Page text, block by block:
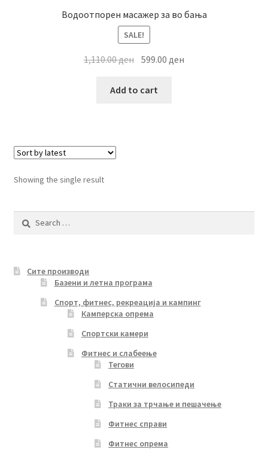
Водоотпорен масажер за во бања
SALE!
1,110.00ден Original
was:
599.00 ден
Add to cart
Showing the single result
Сите производи
Базени и летна програма
Спорт, фитнес, рекреација и кампинг
Камперска опрема
Спортски камери
Фитнес и слабеење
Тегови
Статични велосипеди
Траки за трчање и пешачење
Фитнес справи
Фитнес опрема